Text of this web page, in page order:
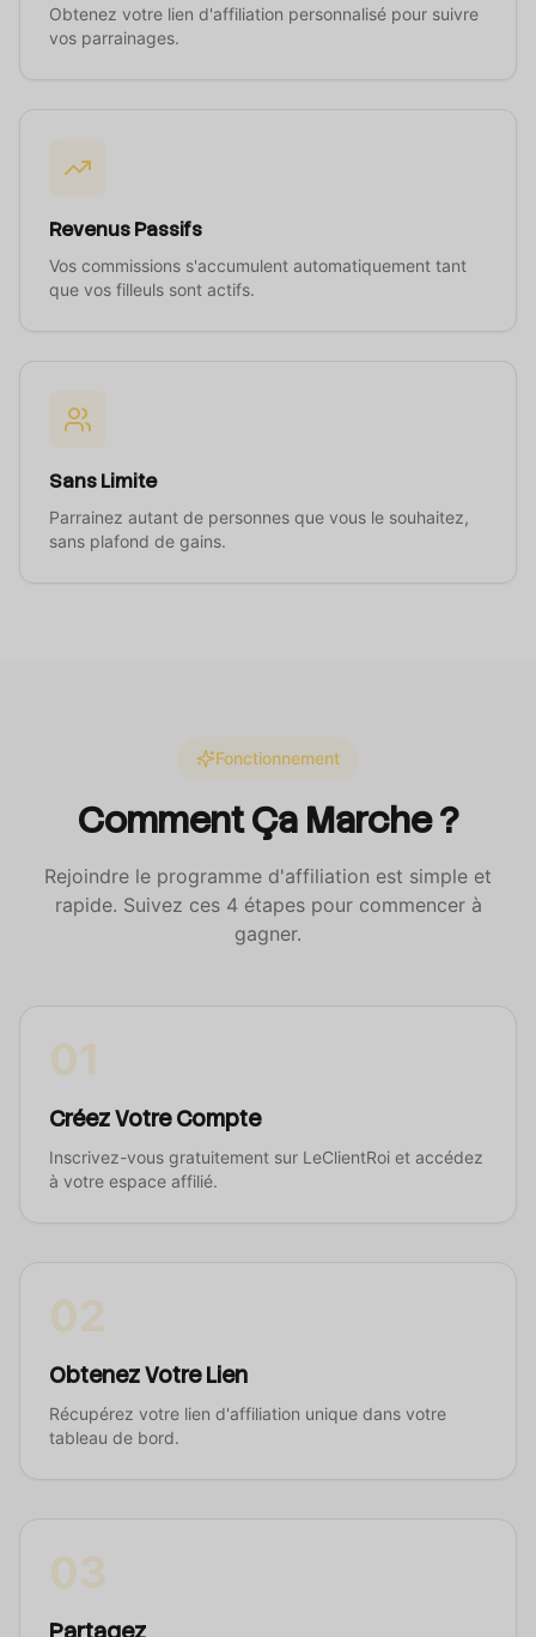
Obtenez votre lien d'affiliation personnalisé pour suivre
vos parrainages.
Revenus Passifs
Vos commissions s'accumulent automatiquement tant
que vos filleuls sont actifs.
Sans Limite
Parrainez autant de personnes que vous le souhaitez,
sans plafond de gains.
Fonctionnement
Comment Ça Marche ?
Rejoindre le programme d'affiliation est simple et
rapide. Suivez ces 4 étapes pour commencer à
gagner.
01
Créez Votre Compte
Inscrivez-vous gratuitement sur LeClientRoi et accédez
à votre espace affilié.
02
Obtenez Votre Lien
Récupérez votre lien d'affiliation unique dans votre
tableau de bord.
03